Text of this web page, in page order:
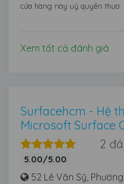
cửa hàng này uỷ quyền thươ
Xem tất cả đánh giá
Surfacehcm - Hệ
Microsoft Surface
5.00/5.00
2
52 Lê Văn Sỹ,